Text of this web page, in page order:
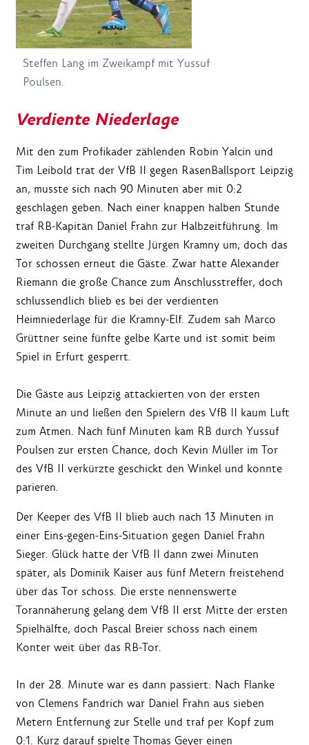
Steffen Lang im Zweikampf mit Yussuf
Poulsen.
Verdiente Niederlage
Mit den zum Profikader zählenden Robin Yalcin und
Tim Leibold trat der VfB II gegen RasenBallsport Leipzig
an, musste sich nach 90 Minuten aber mit 0:2
geschlagen geben. Nach einer knappen halben Stunde
traf RB-Kapitän Daniel Frahn zur Halbzeitführung. Im
zweiten Durchgang stellte Jürgen Kramny um, doch das
Tor schossen erneut die Gäste. Zwar hatte Alexander
Riemann die große Chance zum Anschlusstreffer, doch
schlussendlich blieb es bei der verdienten
Heimniederlage für die Kramny-Elf. Zudem sah Marco
Grüttner seine fünfte gelbe Karte und ist somit beim
Spiel in Erfurt gesperrt.
Die Gäste aus Leipzig attackierten von der ersten
Minute an und ließen den Spielern des VfB II kaum Luft
zum Atmen. Nach fünf Minuten kam RB durch Yussuf
Poulsen zur ersten Chance, doch Kevin Müller im Tor
des VfB II verkürzte geschickt den Winkel und konnte
parieren.
Der Keeper des VfB II blieb auch nach 13 Minuten in
einer Eins-gegen-Eins-Situation gegen Daniel Frahn
Sieger. Glück hatte der VfB II dann zwei Minuten
später, als Dominik Kaiser aus fünf Metern freistehend
über das Tor schoss. Die erste nennenswerte
Torannäherung gelang dem VfB II erst Mitte der ersten
Spielhälfte, doch Pascal Breier schoss nach einem
Konter weit über das RB-Tor.
In der 28. Minute war es dann passiert: Nach Flanke
von Clemens Fandrich war Daniel Frahn aus sieben
Metern Entfernung zur Stelle und traf per Kopf zum
0:1. Kurz darauf spielte Thomas Geyer einen